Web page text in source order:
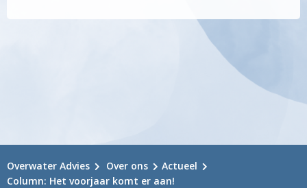
Overwater Advies Over ons
Actueel
Column: Het voorjaar komt er aan!